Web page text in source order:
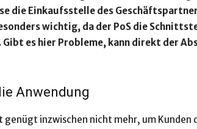
die Einkaufsstelle des
wichtig, da der PoS die
es hier Probleme, kann direkt der
Anwendung
genügt inzwischen nicht mehr, um Kunden